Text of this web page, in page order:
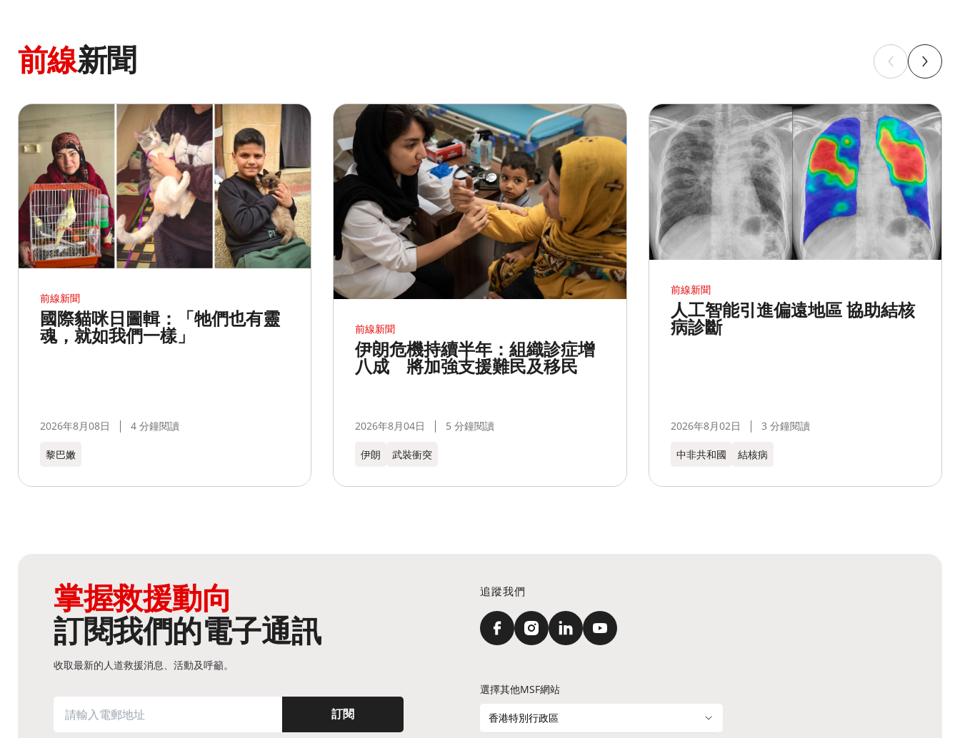
前線新聞
前線新聞
國際貓咪日圖輯：「牠們也有靈
魂，就如我們一樣」
2026年8月08日 4 分鐘閱讀
黎巴嫩​
前線新聞
伊朗危機持續半年：組織診症增
八成 將加強支援難民及移民
2026年8月04日 5 分鐘閱讀
伊朗 武裝衝突
前線新聞
人工智能引進偏遠地區 協助結核
病診斷
2026年8月02日 3 分鐘閱讀
中非共和國 結核病
掌握救援動向
訂閱我們的電子通訊
收取最新的人道救援消息、活動及呼籲。
訂閱
追蹤我們
選擇其他MSF網站
香港特別行政區